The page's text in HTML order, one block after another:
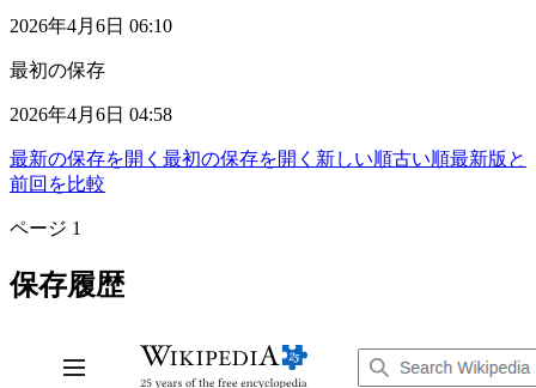
2026年4月6日 06:10
最初の保存
2026年4月6日 04:58
最新の保存を開く 最初の保存を開く 新しい順古い順最新版と
前回を比較
ページ 1
保存履歴